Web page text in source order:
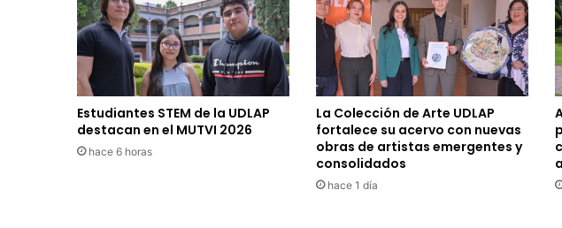
Estudiantes STEM de la UDLAP
destacan en el MUTVI 2026
hace 6 horas
La Colección de Arte UDLAP
fortalece su acervo con nuevas
obras de artistas emergentes y
consolidados
hace 1 día